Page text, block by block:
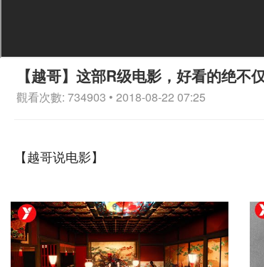
【越哥】这部R级电影，好看的绝不
觀看次數: 734903 • 2018-08-22 07:25
【越哥说电影】